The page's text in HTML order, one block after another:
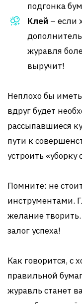
подгонка
Клей – если
журавля
выручит!
Неплохо бы
вдруг будет
рассыпавшиеся
пути к
устроить «уборку
Помните: не
инструментами.
желание
залог успеха!
Как говорится,
правильной
журавль станет